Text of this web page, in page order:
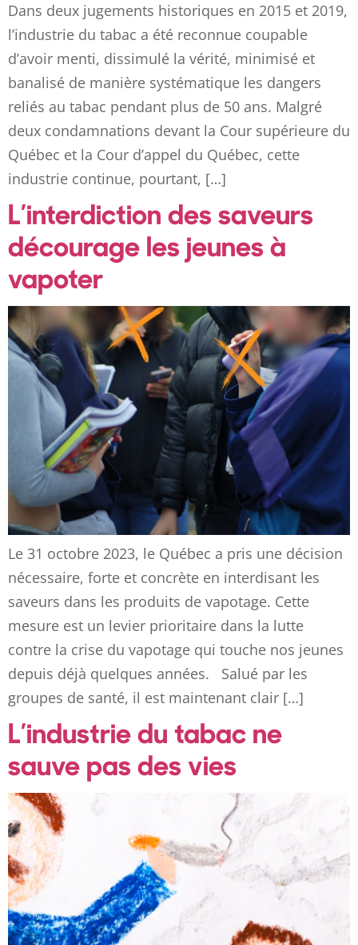
Dans deux jugements historiques en 2015 et 2019,
l’industrie du tabac a été reconnue coupable
d’avoir menti, dissimulé la vérité, minimisé et
banalisé de manière systématique les dangers
reliés au tabac pendant plus de 50 ans. Malgré
deux condamnations devant la Cour supérieure du
Québec et la Cour d’appel du Québec, cette
industrie continue, pourtant, […]
L’interdiction des saveurs
décourage les jeunes à
vapoter
Le 31 octobre 2023, le Québec a pris une décision
nécessaire, forte et concrète en interdisant les
saveurs dans les produits de vapotage. Cette
mesure est un levier prioritaire dans la lutte
contre la crise du vapotage qui touche nos jeunes
depuis déjà quelques années. Salué par les
groupes de santé, il est maintenant clair […]
L’industrie du tabac ne
sauve pas des vies